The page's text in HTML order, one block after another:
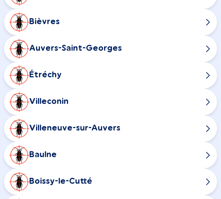
Bièvres
Auvers-Saint-Georges
Étréchy
Villeconin
Villeneuve-sur-Auvers
Baulne
Boissy-le-Cutté